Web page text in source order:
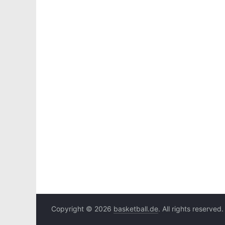
Copyright © 2026 basketball.de. All rights reserved.